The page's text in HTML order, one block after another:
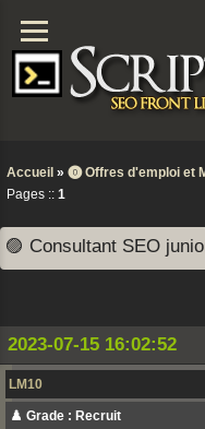
Accueil » ⓿ Offres d'emploi et
Pages :: 1
🟣 Consultant SEO
2023-07-15 16:02:52
LM10
♟️ Grade : Recruit